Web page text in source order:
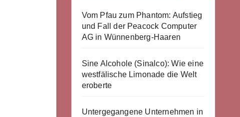
Vom Pfau zum Phantom: Aufstieg
und Fall der Peacock Computer
AG in Wünnenberg-Haaren
Sine Alcohole (Sinalco): Wie eine
westfälische Limonade die Welt
eroberte
Untergegangene Unternehmen in